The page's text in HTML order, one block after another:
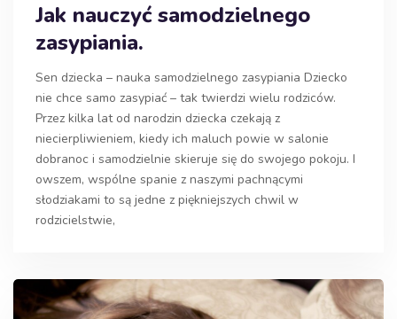
Jak nauczyć samodzielnego
zasypiania.
Sen dziecka – nauka samodzielnego zasypiania Dziecko
nie chce samo zasypiać – tak twierdzi wielu rodziców.
Przez kilka lat od narodzin dziecka czekają z
niecierpliwieniem, kiedy ich maluch powie w salonie
dobranoc i samodzielnie skieruje się do swojego pokoju. I
owszem, wspólne spanie z naszymi pachnącymi
słodziakami to są jedne z piękniejszych chwil w
rodzicielstwie,